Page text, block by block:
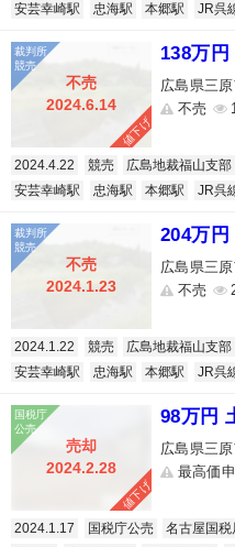
安芸幸崎駅
忠海駅 本郷駅 JR呉
不売
2024.6.14
値下げ
138万円
広島県三
不売
2024.4.22 競売 広島地裁福山支部
安芸幸崎駅
忠海駅 本郷駅 JR呉
不売
2024.1.23
204万円
広島県三
不売
2024.1.22 競売 広島地裁福山支部
安芸幸崎駅
忠海駅 本郷駅 JR呉
売却
2024.2.28
値下げ
98万円
広島県三
最高価
2024.1.17 国税庁公売 名古屋国税